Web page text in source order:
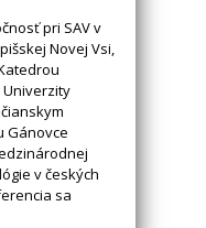
pri SAV v
Novej Vsi,
Gánovce
v českých
sa